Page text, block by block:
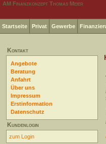
AM Finanzkonzept Thomas Meier
Startseite Privat Gewerbe
Kontakt
Angebote
Beratung
Anfahrt
Über uns
Impressum
Erstinformation
Datenschutz
Kundenlogin
zum Login